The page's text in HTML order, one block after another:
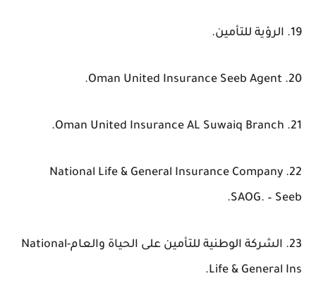
19. الرؤية للتأمين.
20. Oman United Insurance Seeb Agent.
21. Oman United Insurance AL Suwaiq Branch.
22. National Life & General Insurance Company
SAOG. – Seeb.
23. الشركة الوطنية للتأمين على الحياة والعام-National
Life & General Ins.